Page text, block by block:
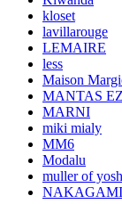
kloset
lavillarouge
LEMAIRE
less
Maison
MANTAS
MARNI
miki mialy
MM6
Modalu
muller of
NAKAGAMI